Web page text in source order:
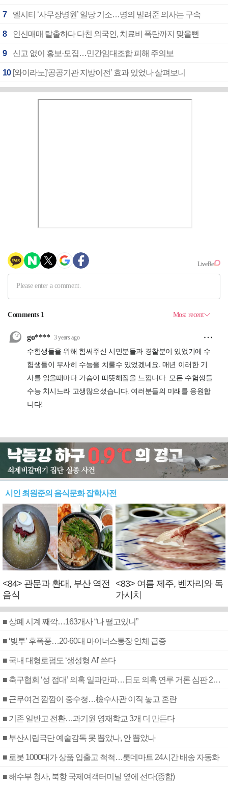
7 엘시티 ‘사무장병원’ 일당 기소…명의 빌려준 의사는 구속
8 인신매매 탈출하다 다친 외국인, 치료비 폭탄까지 맞을뻔
9 신고 없이 홍보·모집…민간임대조합 피해 주의보
10 [와이라노]‘공공기관 지방이전’ 효과 있었나 살펴보니
시인 최원준의 음식문화 잡학사전
<84> 관문과 환대, 부산 역전
음식
<83> 여름 제주, 벤자리와 독
가시치
■ 상폐 시계 째깍…163개사 “나 떨고있니”
■ ‘빚투’ 후폭풍…20·60대 마이너스통장 연체 급증
■ 국내 대형로펌도 ‘생성형 AI’ 쓴다
■ 축구협회 ‘성 접대’ 의혹 일파만파…日도 의혹 연루 거론 심판 2명 조사
■ 근무여건 깜깜이 중수청…檢수사관 이직 놓고 혼란
■ 기존 일반고 전환…과기원 영재학교 3개 더 만든다
■ 부산시립극단 예술감독 못 뽑았나, 안 뽑았나
■ 로봇 1000대가 상품 입출고 척척…롯데마트 24시간 배송 자동화
■ 해수부 청사, 북항 국제여객터미널 옆에 선다(종합)